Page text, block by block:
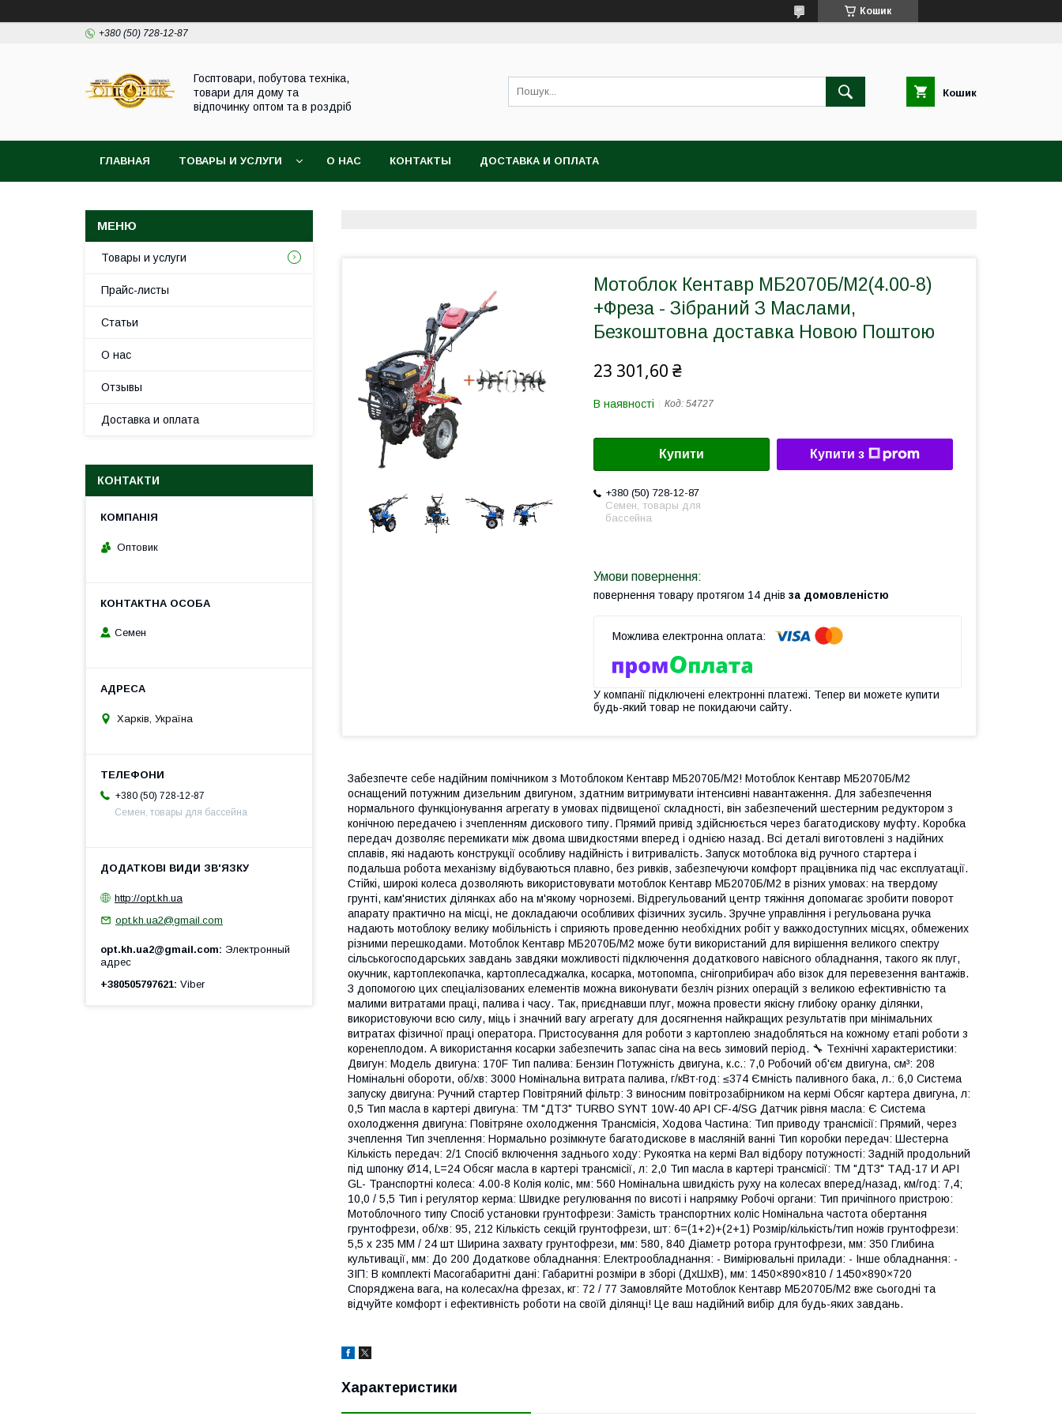
Кошик
+380 (50) 728-12-87
Госптовари, побутова техніка,
товари для дому та
відпочинку оптом та в роздріб
Кошик
ГЛАВНАЯ ТОВАРЫ И УСЛУГИ О НАС КОНТАКТЫ ДОСТАВКА И ОПЛАТА
Мотоблок Кентавр МБ2070Б/М2(4.00-8)
+Фреза - Зібраний З Маслами,
Безкоштовна доставка Новою Поштою
23 301,60 ₴
В наявності Код: 54727
Купити Купити з
+380 (50) 728-12-87
Семен, товары для
бассейна
повернення товару протягом 14 днів за домовленістю
У компанії підключені електронні платежі. Тепер ви можете купити
будь-який товар не покидаючи сайту.
Забезпечте себе надійним помічником з Мотоблоком Кентавр МБ2070Б/М2! Мотоблок Кентавр МБ2070Б/М2
оснащений потужним дизельним двигуном, здатним витримувати інтенсивні навантаження. Для забезпечення
нормального функціонування агрегату в умовах підвищеної складності, він забезпечений шестерним редуктором з
конічною передачею і зчепленням дискового типу. Прямий привід здійснюється через багатодискову муфту. Коробка
передач дозволяє перемикати між двома швидкостями вперед і однією назад. Всі деталі виготовлені з надійних
сплавів, які надають конструкції особливу надійність і витривалість. Запуск мотоблока від ручного стартера і
подальша робота механізму відбуваються плавно, без ривків, забезпечуючи комфорт працівника під час експлуатації.
Стійкі, широкі колеса дозволяють використовувати мотоблок Кентавр МБ2070Б/М2 в різних умовах: на твердому
грунті, кам'янистих ділянках або на м'якому чорноземі. Відрегульований центр тяжіння допомагає зробити поворот
апарату практично на місці, не докладаючи особливих фізичних зусиль. Зручне управління і регульована ручка
надають мотоблоку велику мобільність і сприяють проведенню необхідних робіт у важкодоступних місцях, обмежених
різними перешкодами. Мотоблок Кентавр МБ2070Б/М2 може бути використаний для вирішення великого спектру
сільськогосподарських завдань завдяки можливості підключення додаткового навісного обладнання, такого як плуг,
окучник, картоплекопачка, картоплесаджалка, косарка, мотопомпа, снігоприбирач або візок для перевезення вантажів.
З допомогою цих спеціалізованих елементів можна виконувати безліч різних операцій з великою ефективністю та
малими витратами праці, палива і часу. Так, приєднавши плуг, можна провести якісну глибоку оранку ділянки,
використовуючи всю силу, міць і значний вагу агрегату для досягнення найкращих результатів при мінімальних
витратах фізичної праці оператора. Пристосування для роботи з картоплею знадобляться на кожному етапі роботи з
коренеплодом. А використання косарки забезпечить запас сіна на весь зимовий період. 🔧 Технічні характеристики:
Двигун: Модель двигуна: 170F Тип палива: Бензин Потужність двигуна, к.с.: 7,0 Робочий об'єм двигуна, см³: 208
Номінальні обороти, об/хв: 3000 Номінальна витрата палива, г/кВт∙год: ≤374 Ємність паливного бака, л.: 6,0 Система
запуску двигуна: Ручний стартер Повітряний фільтр: З виносним повітрозабірником на кермі Обсяг картера двигуна, л:
0,5 Тип масла в картері двигуна: ТМ "ДТЗ" TURBO SYNT 10W-40 API CF-4/SG Датчик рівня масла: Є Система
охолодження двигуна: Повітряне охолодження Трансмісія, Ходова Частина: Тип приводу трансмісії: Прямий, через
зчеплення Тип зчеплення: Нормально розімкнуте багатодискове в масляній ванні Тип коробки передач: Шестерна
Кількість передач: 2/1 Спосіб включення заднього ходу: Рукоятка на кермі Вал відбору потужності: Задній продольний
під шпонку Ø14, L=24 Обсяг масла в картері трансмісії, л: 2,0 Тип масла в картері трансмісії: ТМ "ДТЗ" ТАД-17 И API
GL- Транспортні колеса: 4.00-8 Колія коліс, мм: 560 Номінальна швидкість руху на колесах вперед/назад, км/год: 7,4;
10,0 / 5,5 Тип і регулятор керма: Швидке регулювання по висоті і напрямку Робочі органи: Тип причіпного пристрою:
Мотоблочного типу Спосіб установки грунтофрези: Замість транспортних коліс Номінальна частота обертання
грунтофрези, об/хв: 95, 212 Кількість секцій грунтофрези, шт: 6=(1+2)+(2+1) Розмір/кількість/тип ножів грунтофрези:
5,5 х 235 ММ / 24 шт Ширина захвату грунтофрези, мм: 580, 840 Діаметр ротора грунтофрези, мм: 350 Глибина
культивації, мм: До 200 Додаткове обладнання: Електрообладнання: - Вимірювальні прилади: - Інше обладнання: -
ЗІП: В комплекті Масогабаритні дані: Габаритні розміри в зборі (ДхШхВ), мм: 1450×890×810 / 1450×890×720
Споряджена вага, на колесах/на фрезах, кг: 72 / 77 Замовляйте Мотоблок Кентавр МБ2070Б/М2 вже сьогодні та
відчуйте комфорт і ефективність роботи на своїй ділянці! Це ваш надійний вибір для будь-яких завдань.
Характеристики
Товары и услуги
Прайс-листы
Статьи
О нас
Отзывы
Доставка и оплата
КОНТАКТИ
Оптовик
Семен
Харків, Україна
+380 (50) 728-12-87
Семен, товары для бассейна
http://opt.kh.ua
opt.kh.ua2@gmail.com
opt.kh.ua2@gmail.com
Электронный
адрес
+380505797621 Viber